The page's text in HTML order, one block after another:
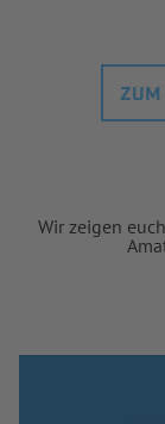
ZUM
Wir zeigen